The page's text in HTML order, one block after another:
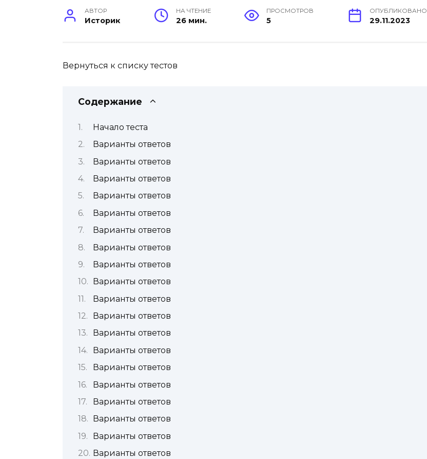
АВТОР
Историк
НА ЧТЕНИЕ
26 мин.
ПРОСМОТРОВ
5
ОПУБЛИКОВАНО
29.11.2023
Вернуться к списку тестов
Содержание
Начало теста
Варианты ответов
Варианты ответов
Варианты ответов
Варианты ответов
Варианты ответов
Варианты ответов
Варианты ответов
Варианты ответов
Варианты ответов
Варианты ответов
Варианты ответов
Варианты ответов
Варианты ответов
Варианты ответов
Варианты ответов
Варианты ответов
Варианты ответов
Варианты ответов
Варианты ответов